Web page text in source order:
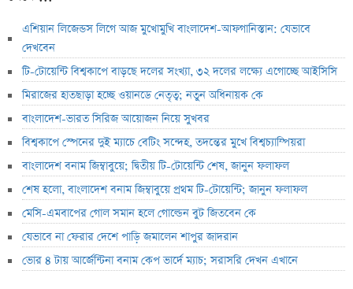
এশিয়ান লিজেন্ডস লিগে আজ মুখোমুখি বাংলাদেশ-আফগানিস্তান: যেভাবে
দেখবেন
টি-টোয়েন্টি বিশ্বকাপে বাড়ছে দলের সংখ্যা, ৩২ দলের লক্ষ্যে এগোচ্ছে আইসিসি
মিরাজের হাতছাড়া হচ্ছে ওয়ানডে নেতৃত্ব; নতুন অধিনায়ক কে
বাংলাদেশ-ভারত সিরিজ আয়োজন নিয়ে সুখবর
বিশ্বকাপে স্পেনের দুই ম্যাচে বেটিং সন্দেহ, তদন্তের মুখে বিশ্বচ্যাম্পিয়রা
বাংলাদেশ বনাম জিম্বাবুয়ে; দ্বিতীয় টি-টোয়েন্টি শেষ, জানুন ফলাফল
শেষ হলো, বাংলাদেশ বনাম জিম্বাবুয়ে প্রথম টি-টোয়েন্টি; জানুন ফলাফল
মেসি-এমবাপের গোল সমান হলে গোল্ডেন বুট জিতবেন কে
যেভাবে না ফেরার দেশে পাড়ি জমালেন শাপুর জাদরান
ভোর ৪ টায় আর্জেন্টিনা বনাম কেপ ভার্দে ম্যাচ; সরাসরি দেখন এখানে